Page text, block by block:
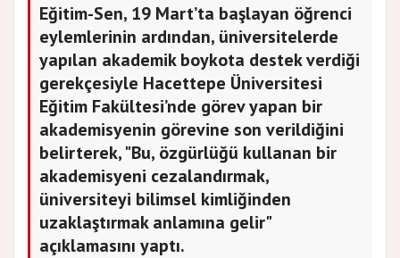
Eğitim-Sen, 19 Mart’ta başlayan öğrenci
eylemlerinin ardından, üniversitelerde
yapılan akademik boykota destek verdiği
gerekçesiyle Hacettepe Üniversitesi
Eğitim Fakültesi’nde görev yapan bir
akademisyenin görevine son verildiğini
belirterek, "Bu, özgürlüğü kullanan bir
akademisyeni cezalandırmak,
üniversiteyi bilimsel kimliğinden
uzaklaştırmak anlamına gelir"
açıklamasını yaptı.